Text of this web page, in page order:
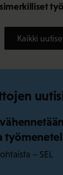
Kaikki
– SEL